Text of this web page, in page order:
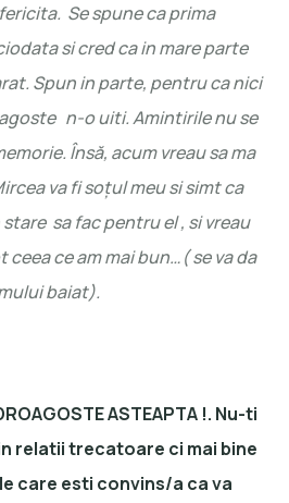
Se spune ca prima
si cred ca in mare parte
Spun in parte, pentru ca nici
n-o uiti. Amintirile nu se
Însă, acum vreau sa ma
va fi soțul meu si simt ca
sa fac pentru el , si vreau
ce am mai bun…( se va da
baiat).
ASTEAPTA !. Nu-ti
relatii trecatoare ci mai bine
care esti convins/a ca va